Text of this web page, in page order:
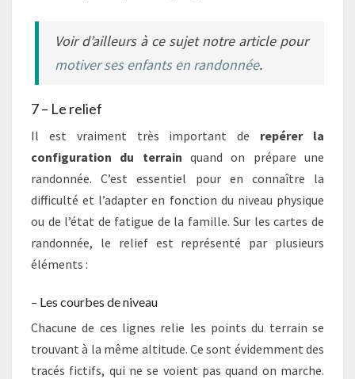
Voir d’ailleurs à ce sujet notre article pour
motiver ses enfants en randonnée.
7 – Le relief
Il est vraiment très important de repérer la
configuration du terrain quand on prépare une
randonnée. C’est essentiel pour en connaître la
difficulté et l’adapter en fonction du niveau physique
ou de l’état de fatigue de la famille. Sur les cartes de
randonnée, le relief est représenté par plusieurs
éléments :
– Les courbes de niveau
Chacune de ces lignes relie les points du terrain se
trouvant à la même altitude. Ce sont évidemment des
tracés fictifs, qui ne se voient pas quand on marche.